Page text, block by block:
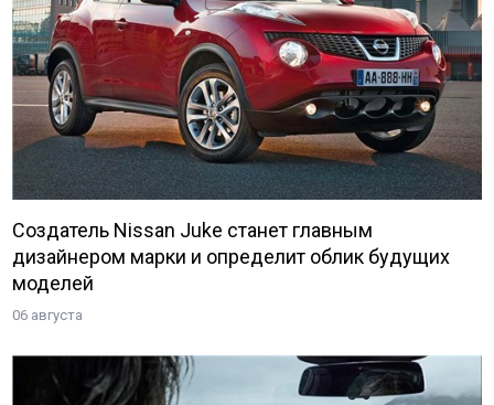
Создатель Nissan Juke станет главным
дизайнером марки и определит облик будущих
моделей
06 августа